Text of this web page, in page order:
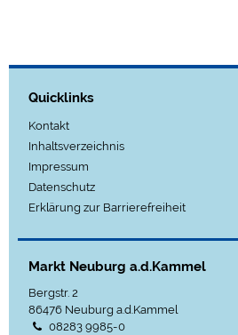
Quicklinks
Kontakt
Inhaltsverzeichnis
Impressum
Datenschutz
Erklärung zur Barrierefreiheit
Markt Neuburg a.d.Kammel
Bergstr. 2
86476 Neuburg a.d.Kammel
08283 9985-0